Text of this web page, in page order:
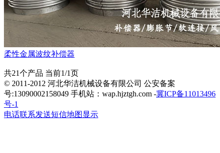
柔性金属波纹补偿器
共21个产品 当前1/1页
© 2011-2012 河北华洁机械设备有限公司 公安备案
号:13090002158049 手机站：wap.hjztgh.com -冀ICP备11013496
号-1
电话联系发送短信地图显示